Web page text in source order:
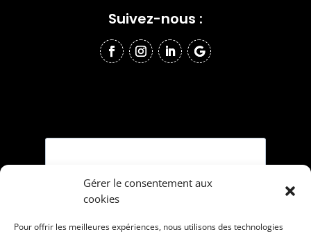
Gérer le consentement aux
cookies
Pour offrir les meilleures expériences, nous utilisons des technologies
Suivez-nous :